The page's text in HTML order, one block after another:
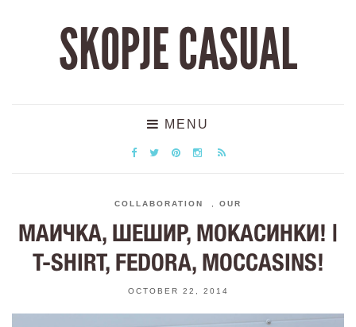
SKOPJE CASUAL
MENU
COLLABORATION OUR
МАИЧКА, ШЕШИР, МОКАСИНКИ! |
T-SHIRT, FEDORA, MOCCASINS!
OCTOBER 22, 2014